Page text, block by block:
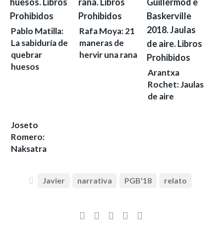
Pablo Matilla:
La sabiduría de
quebrar
huesos
Rafa Moya: 21
maneras de
hervir una rana
Arantxa
Rochet: Jaulas
de aire
Joseto
Romero:
Naksatra
Javier narrativa PGB'18 relato